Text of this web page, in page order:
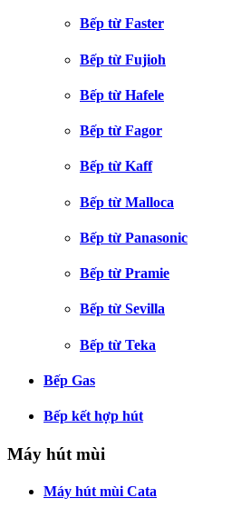
Bếp từ Faster
Bếp từ Fujioh
Bếp từ Hafele
Bếp từ Fagor
Bếp từ Kaff
Bếp từ Malloca
Bếp từ Panasonic
Bếp từ Pramie
Bếp từ Sevilla
Bếp từ Teka
Bếp Gas
Bếp kết hợp hút
Máy hút mùi
Máy hút mùi Cata